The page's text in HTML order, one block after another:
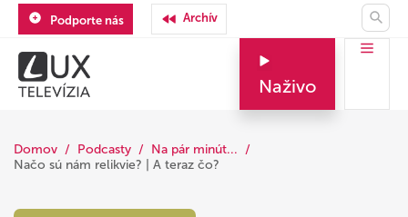
Podporte nás Archív
Naživo
Domov Podcasty
Na pár minút...
Načo sú nám relikvie? | A teraz čo?